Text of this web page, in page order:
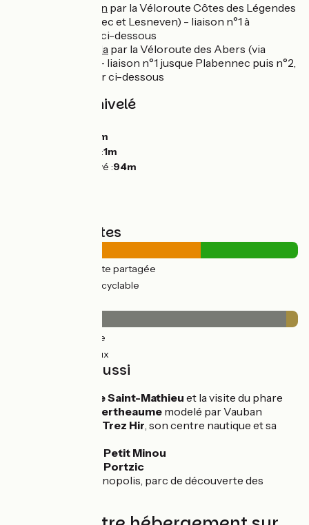
Vers Goulven par la Véloroute Côtes des Légendes
(via Plabennec et Lesneven) - liaison n°1 à
télécharger ci-dessous
Vers Landeda par la Véloroute des Abers (via
Plabennec) - liaison n°1 jusque Plabennec puis n°2,
à télécharger ci-dessous
Pentes et dénivelé
236m
Point le plus bas :1m
Point le plus élevé :94m
Types de routes
(66%) Route partagée
(34%) Voie cyclable
(96%) Lisse
(4%) Rugueux
À découvrir aussi
pointe de Saint-Mathieu et la visite du phare
fort de Bertheaume modelé par Vauban
plage du Trez Hir, son centre nautique et sa
phare du Petit Minou
phare du Portzic
: Océanopolis, parc de découverte des